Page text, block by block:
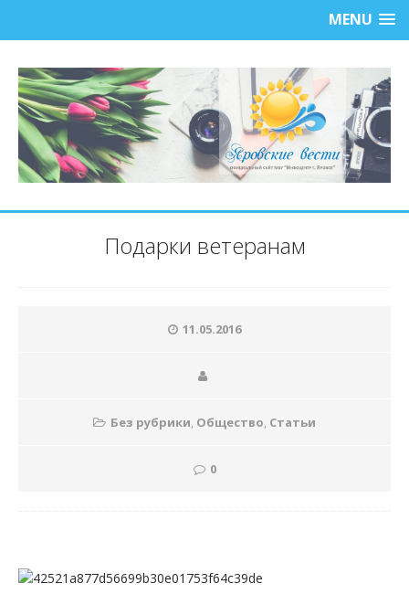
MENU
Подарки ветеранам
11.05.2016
Без рубрики, Общество, Статьи
0